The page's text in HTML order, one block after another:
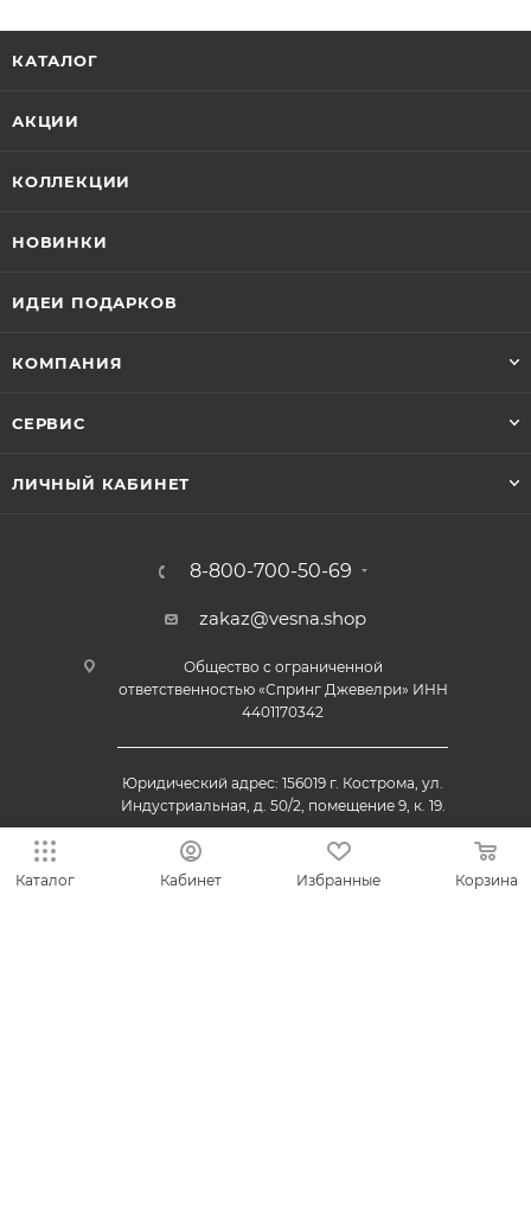
КАТАЛОГ
АКЦИИ
КОЛЛЕКЦИИ
НОВИНКИ
ИДЕИ ПОДАРКОВ
КОМПАНИЯ
СЕРВИС
ЛИЧНЫЙ КАБИНЕТ
8-800-700-50-69
zakaz@vesna.shop
Общество с ограниченной
ответственностью «Спринг Джевелри» ИНН
4401170342
Юридический адрес: 156019 г. Кострома, ул.
Индустриальная, д. 50/2, помещение 9, к. 19.
Каталог Кабинет Избранные Корзина